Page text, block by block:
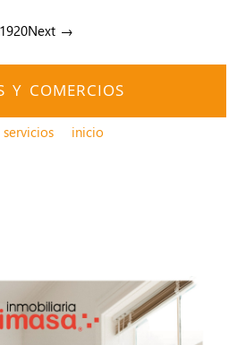
1920Next →
Y COMERCIOS
servicios inicio